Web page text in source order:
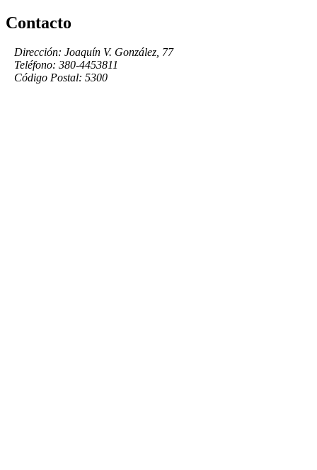
Contacto
Dirección: Joaquín V. González, 77
Teléfono: 380-4453811
Código Postal: 5300